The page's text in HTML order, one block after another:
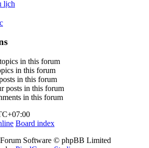
lịch
in this forum
in this forum
in this forum
posts in this forum
in this forum
Board index
Software © phpBB Limited